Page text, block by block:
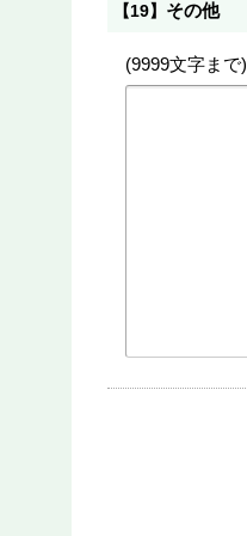
【19】 その他
(9999文字まで)